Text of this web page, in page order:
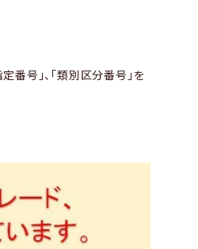
番号」、「類別区分番号」を